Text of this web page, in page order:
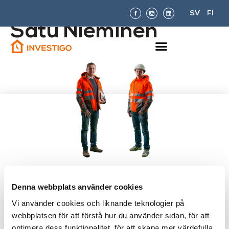
Denna webbplats använder cookies
Vi använder cookies och liknande teknologier på
webbplatsen för att förstå hur du använder sidan, för att
SV FI
Satu Nieminen
fundersam över ditt hems eller
husbolags fukttekniska kondition?